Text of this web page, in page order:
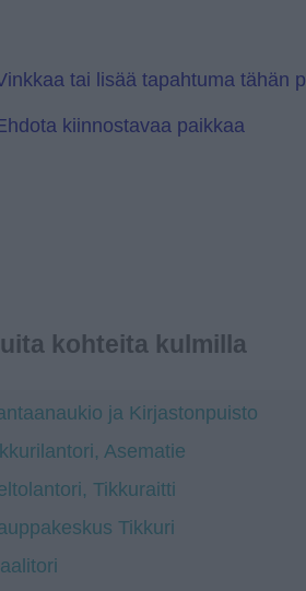
l
e
tai lisää tapahtuma tähän
kiinnostavaa paikkaa
kohteita kulmilla
ja Kirjastonpuisto
Asematie
Tikkuraitti
Tikkuri